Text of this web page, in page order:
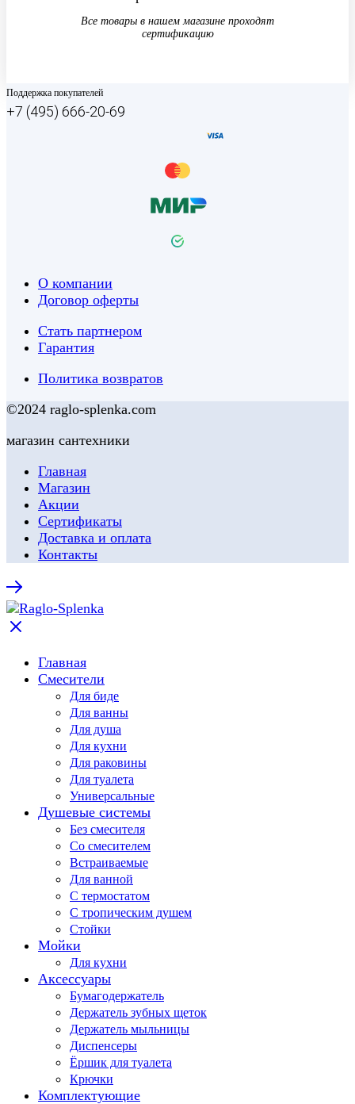
Все товары в нашем магазине проходят
сертификацию
Поддержка покупателей
+7 (495) 666-20-69
О компании
Договор оферты
Стать партнером
Гарантия
Политика возвратов
©2024 raglo-splenka.com
магазин сантехники
Главная
Магазин
Акции
Сертификаты
Доставка и оплата
Контакты
Главная
Смесители
Для биде
Для ванны
Для душа
Для кухни
Для раковины
Для туалета
Универсальные
Душевые системы
Без смесителя
Со смесителем
Встраиваемые
Для ванной
С термостатом
С тропическим душем
Стойки
Мойки
Для кухни
Аксессуары
Бумагодержатель
Держатель зубных щеток
Держатель мыльницы
Диспенсеры
Ёршик для туалета
Крючки
Комплектующие